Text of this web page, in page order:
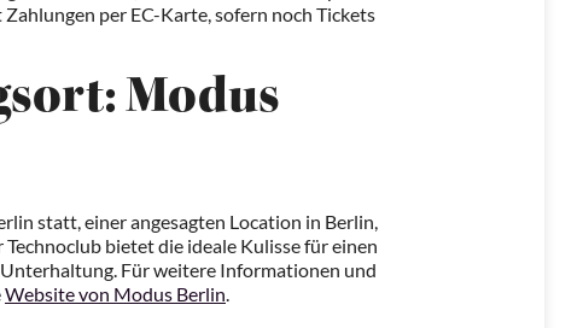
per EC-Karte, sofern noch Tickets
Modus
statt, einer angesagten Location in Berlin,
bietet die ideale Kulisse für einen
Für weitere Informationen und
Website von Modus Berlin.